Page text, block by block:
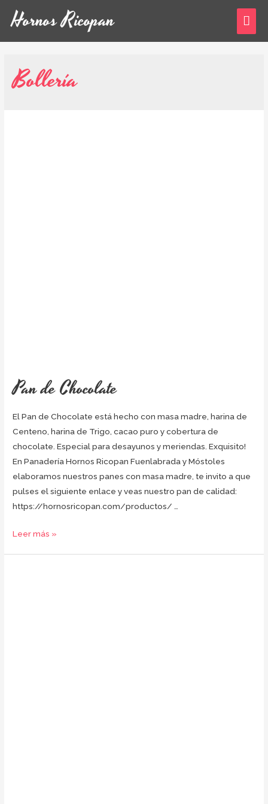
Hornos Ricopan
Bollería
Pan de Chocolate
El Pan de Chocolate está hecho con masa madre, harina de
Centeno, harina de Trigo, cacao puro y cobertura de
chocolate. Especial para desayunos y meriendas. Exquisito!
En Panadería Hornos Ricopan Fuenlabrada y Móstoles
elaboramos nuestros panes con masa madre, te invito a que
pulses el siguiente enlace y veas nuestro pan de calidad:
https://hornosricopan.com/productos/ …
Leer más »